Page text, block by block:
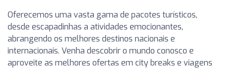
Oferecemos uma vasta gama de pacotes turísticos,
desde escapadinhas a atividades emocionantes,
abrangendo os melhores destinos nacionais e
internacionais. Venha descobrir o mundo conosco e
aproveite as melhores ofertas em city breaks e viagens